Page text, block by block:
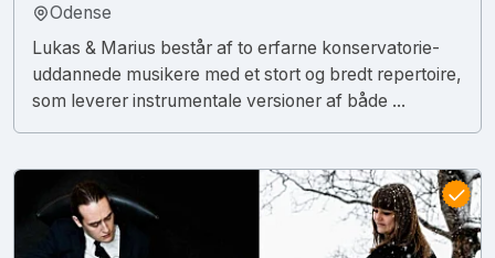
Odense
Lukas & Marius består af to erfarne konservatorie-
uddannede musikere med et stort og bredt repertoire,
som leverer instrumentale versioner af både ...